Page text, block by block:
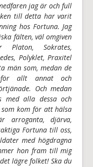
jag är och full
till detta har varit
hos Fortuna. Jag
fälten, väl omgiven
Sokrates,
Polyklet, Praxitel
män som, medan de
allt annat och
Och medan
med alla dessa och
kom för att hälsa
arroganta, djärva,
Fortuna till oss,
med högdragna
hon fram till mig
lägre folket! Ska du